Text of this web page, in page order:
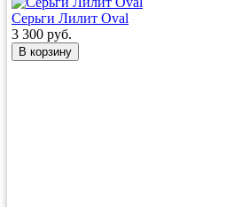
Серьги Лилит Oval
3 300 руб.